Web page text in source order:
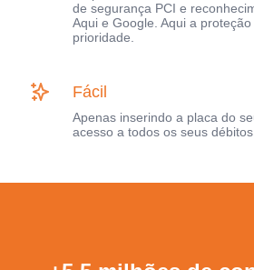
de segurança PCI e
Aqui e Google. Aqui a
prioridade.
Fácil
Apenas inserindo a placa do
acesso a todos os seus